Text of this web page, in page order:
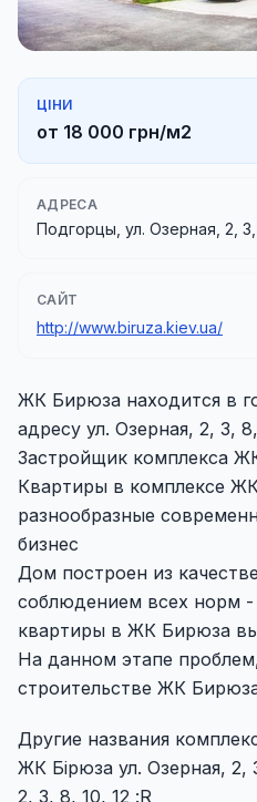
ЦІНИ
от 18 000 грн/м2
АДРЕСА
Подгорцы, ул. Озерная, 2, 3,
САЙТ
http://www.biruza.kiev.ua/
ЖК Бирюза находится в
адресу ул. Озерная, 2, 3,
Застройщик комплекса
Квартиры в комплексе
разнообразные
бизнес
Дом построен из
соблюдением всех норм -
квартиры в ЖК Бирюза
На данном этапе
строительстве ЖК
Другие названия
ЖК Бірюза ул. Озерная, 2,
2, 3, 8, 10, 12 :R